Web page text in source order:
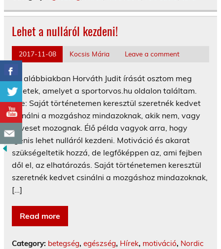
Lehet a nulláról kezdeni!
2017-11-08 Kocsis Mária Leave a comment
Az alábbiakban Horváth Judit írását osztom meg
veletek, amelyet a sportorvos.hu oldalon találtam.
Íme: Saját történetemen keresztül szeretnék kedvet
csinálni a mozgáshoz mindazoknak, akik nem, vagy
keveset mozognak. Élő példa vagyok arra, hogy
igenis lehet nulláról kezdeni. Motiváció és akarat
szükségeltetik hozzá, de legfőképpen az, ami fejben
dől el, az elhatározás. Saját történetemen keresztül
szeretnék kedvet csinálni a mozgáshoz mindazoknak,
[…]
Read more
Category: betegség, egészség, Hírek, motiváció, Nordic